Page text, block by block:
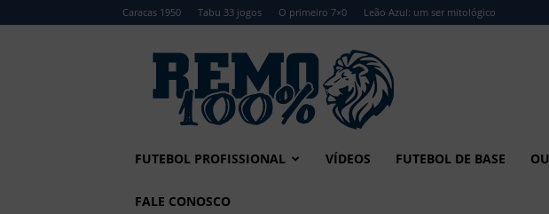
Caracas 1950 Tabu 33 jogos O primeiro 7×0 Leão Azul: um ser mitológico
Remo
FUTEBOL PROFISSIONAL VÍDEOS FUTEBOL DE BASE
FALE CONOSCO